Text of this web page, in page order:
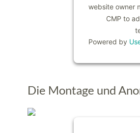
website owner
CMP to
Powered by
Die Montage und